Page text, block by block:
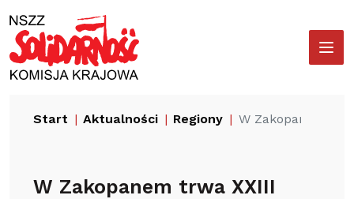
do
treści
Start Aktualności Regiony W Zakopanem
W Zakopanem trwa XXIII